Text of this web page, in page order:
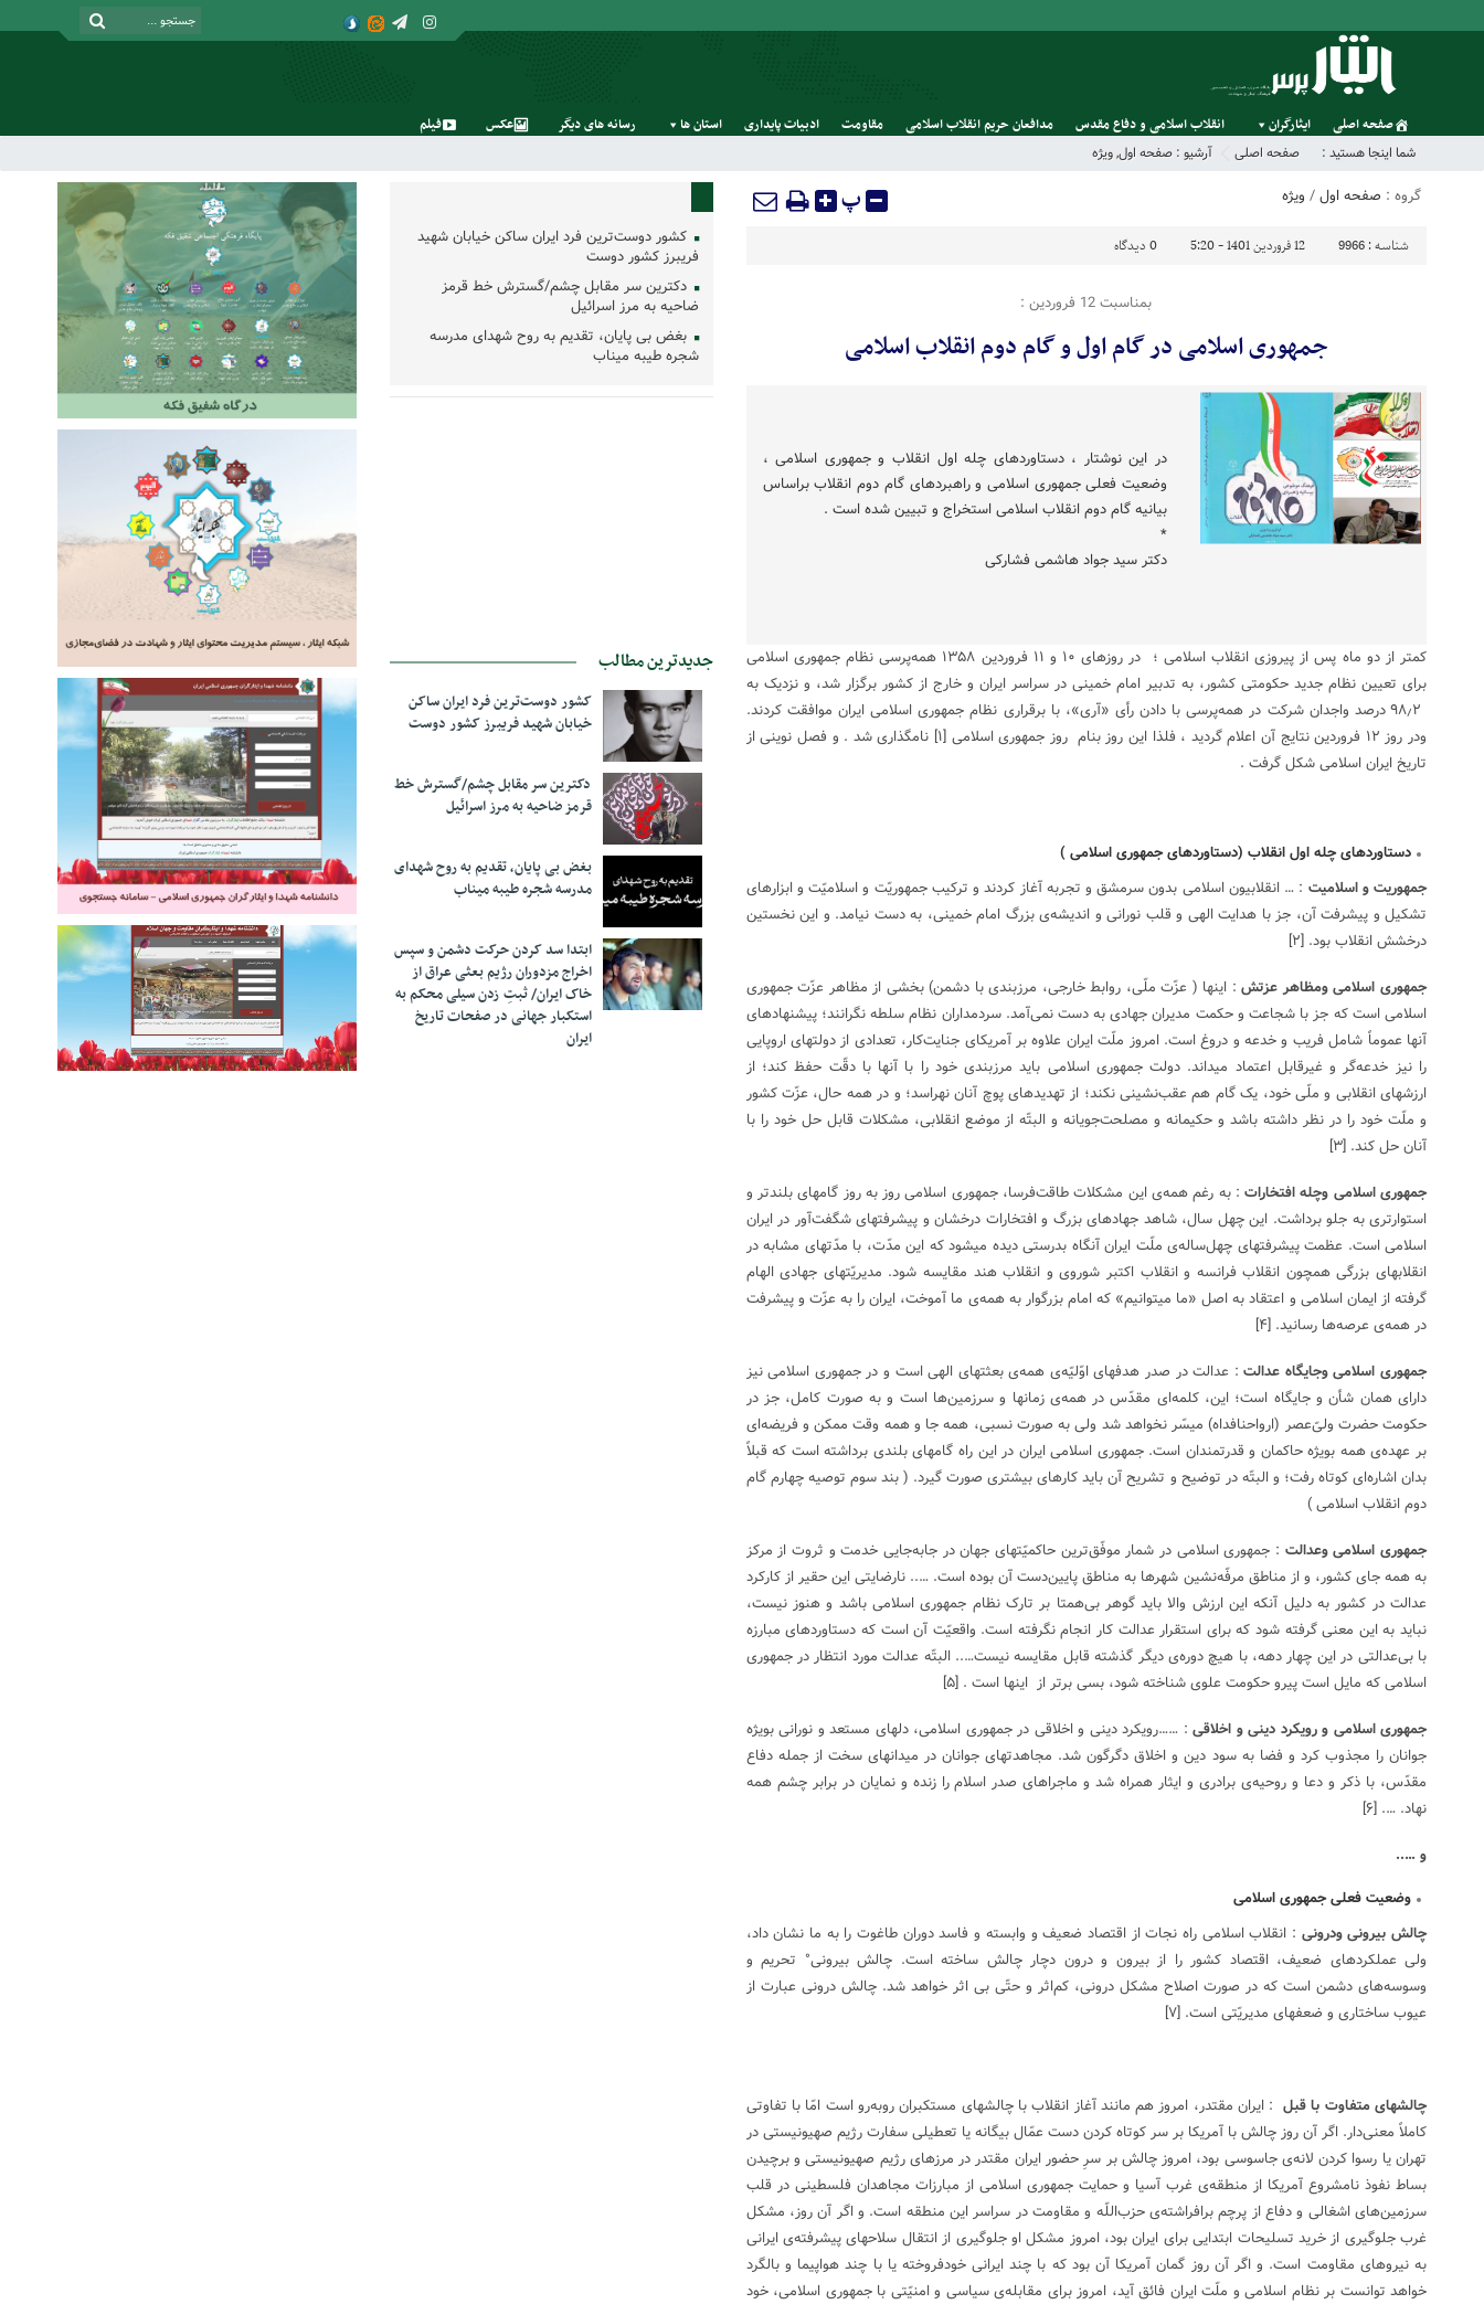
صفحه اصلی ایثارگران انقلاب اسلامی و دفاع مقدس مدافعان حریم انقلاب اسلامی مقاومت ادبیات پایداری استان‌ ها رسانه‌ های‌ دیگر عکس فیلم
شما اینجا هستید : صفحه اصلی آرشیو : صفحه اول,ویژه
گروه : صفحه اول/ ویژه پ
شناسه : 9966 12 فروردین 1401 - 5:20 0 دیدگاه
بمناسبت 12 فروردین :
جمهوری اسلامی در گام اول و گام دوم انقلاب اسلامی
در این نوشتار ، دستاوردهای چله اول انقلاب و جمهوری اسلامی ،
وضعیت فعلی جمهوری اسلامی و راهبردهای گام دوم انقلاب براساس
بیانیه گام دوم انقلاب اسلامی استخراج و تبیین شده است .
*
دکتر سید جواد هاشمی فشارکی
کمتر از دو ماه پس از پیروزی انقلاب اسلامی ؛ در روزهای ۱۰ و ۱۱ فروردین ۱۳۵۸ همه‌پرسی نظام جمهوری اسلامی
برای تعیین نظام جدید حکومتی کشور، به تدبیر امام خمینی در سراسر ایران و خارج از کشور برگزار شد، و نزدیک به
۹۸٫۲ درصد واجدان شرکت در همه‌پرسی با دادن رأی «آری»، با برقراری نظام جمهوری اسلامی ایران موافقت کردند.
ودر روز ۱۲ فروردین نتایج آن اعلام گردید ، فلذا این روز بنام روز جمهوری اسلامی
[۱]
نامگذاری شد . و فصل نوینی از
تاریخ ایران اسلامی شکل گرفت .
دستاوردهای چله اول انقلاب (دستاوردهای جمهوری اسلامی )
جمهوریت و اسلامیت : … انقلابیون اسلامی بدون سرمشق و تجربه آغاز کردند و ترکیب جمهوریّت و اسلامیّت و ابزارهای
تشکیل و پیشرفت آن، جز با هدایت الهی و قلب نورانی و اندیشه‌ی بزرگ امام خمینی، به دست نیامد. و این نخستین
درخشش انقلاب بود. [۲]
جمهوری اسلامی ومظاهر عزتش: اینها ( عزّت ملّی، روابط خارجی، مرزبندی با دشمن) بخشی از مظاهر عزّت جمهوری
اسلامی است که جز با شجاعت و حکمت مدیران جهادی به دست نمی‌آمد. سردمداران نظام سلطه نگرانند؛ پیشنهادهای
آنها عموماً شامل فریب و خدعه و دروغ است. امروز ملّت ایران علاوه‌ بر آمریکای جنایت‌کار، تعدادی از دولتهای اروپایی
را نیز خدعه‌گر و غیرقابل اعتماد میداند. دولت جمهوری اسلامی باید مرزبندی خود را با آنها با دقّت حفظ کند؛ از
ارزشهای انقلابی و ملّی خود، یک گام هم عقب‌نشینی نکند؛ از تهدیدهای پوچ آنان نهراسد؛ و در همه حال، عزّت کشور
و ملّت خود را در نظر داشته باشد و حکیمانه و مصلحت‌جویانه و البتّه از موضع انقلابی، مشکلات قابل حل خود را با
آنان حل کند. [۳]
جمهوری اسلامی وچله افتخارات: به رغم همه‌ی این مشکلات طاقت‌فرسا، جمهوری اسلامی روز به روز گامهای بلندتر و
استوارتری به جلو برداشت. این چهل سال، شاهد جهادهای بزرگ و افتخارات درخشان و پیشرفتهای شگفت‌آور در ایران
اسلامی است. عظمت پیشرفتهای چهل‌ساله‌ی ملّت ایران آنگاه بدرستی دیده میشود که این مدّت، با مدّتهای مشابه در
انقلابهای بزرگی همچون انقلاب فرانسه و انقلاب اکتبر شوروی و انقلاب هند مقایسه شود. مدیریّتهای جهادی الهام
گرفته از ایمان اسلامی و اعتقاد به اصل «ما میتوانیم» که امام بزرگوار به همه‌ی ما آموخت، ایران را به عزّت و پیشرفت
در همه‌ی عرصه‌ها رسانید. [۴]
جمهوری اسلامی وجایگاه عدالت: عدالت در صدر هدفهای اوّلیّه‌ی همه‌‌ی بعثتهای الهی است و در جمهوری اسلامی نیز
دارای همان شأن و جایگاه است؛ این، کلمه‌ای مقدّس در همه‌ی زمانها و سرزمین‌ها است و به صورت کامل، جز در
حکومت حضرت ولیّ‌عصر (ارواحنافداه) میسّر نخواهد شد ولی به صورت نسبی، همه جا و همه وقت ممکن و فریضه‌ای
بر عهده‌ی همه بویژه حاکمان و قدرتمندان است. جمهوری اسلامی ایران در این راه گامهای بلندی برداشته است که قبلاً
بدان اشاره‌ای کوتاه رفت؛ و البتّه در توضیح و تشریح آن باید کارهای بیشتری صورت گیرد. ( بند سوم توصیه چهارم گام
دوم انقلاب اسلامی )
جمهوری اسلامی وعدالت : جمهوری اسلامی در شمار موفّق‌ترین حاکمیّتهای جهان در جابه‌جایی خدمت و ثروت از مرکز
به همه جای کشور، و از مناطق مرفّه‌نشین شهرها به مناطق پایین‌دست آن بوده است. ….. نارضایتی این حقیر از کارکرد
عدالت در کشور به دلیل آنکه این ارزش والا باید گوهر بی‌همتا بر تارک نظام جمهوری اسلامی باشد و هنوز نیست،
نباید به این معنی گرفته شود که برای استقرار عدالت کار انجام نگرفته است. واقعیّت آن است که دستاوردهای مبارزه
با بی‌عدالتی در این چهار دهه، با هیچ دوره‌ی دیگر گذشته قابل مقایسه نیست….. البتّه عدالت مورد انتظار در جمهوری
اسلامی که مایل است پیرو حکومت علوی شناخته شود، بسی برتر از اینها است . [۵]
جمهوری اسلامی و رویکرد دینی و اخلاقی: ……رویکرد دینی و اخلاقی در جمهوری اسلامی، دلهای مستعد و نورانی بویژه
جوانان را مجذوب کرد و فضا به سود دین و اخلاق دگرگون شد. مجاهدتهای جوانان در میدانهای سخت از جمله دفاع
مقدّس، با ذکر و دعا و روحیه‌ی برادری و ایثار همراه شد و ماجراهای صدر اسلام را زنده و نمایان در برابر چشم همه
نهاد. …. [۶]
و …..
وضعیت فعلی جمهوری اسلامی
چالش بیرونی ودرونی : انقلاب اسلامی راه نجات از اقتصاد ضعیف و وابسته و فاسد دوران طاغوت را به ما نشان داد،
ولی عملکردهای ضعیف، اقتصاد کشور را از بیرون و درون دچار چالش ساخته است. چالش بیرونی° تحریم و
وسوسه‌ها‌ی دشمن است که در صورت اصلاح مشکل درونی، کم‌اثر و حتّی بی اثر خواهد شد. چالش درونی عبارت از
عیوب ساختاری و ضعفهای مدیریّتی است. [۷]
چالشهای متفاوت با قبل: ایران مقتدر، امروز هم مانند آغاز انقلاب با چالشهای مستکبران روبه‌رو است امّا با تفاوتی
کاملاً معنی‌دار. اگر آن روز چالش با آمریکا بر سر کوتاه کردن دست عمّال بیگانه یا تعطیلی سفارت رژیم صهیونیستی در
تهران یا رسوا کردن لانه‌ی جاسوسی بود، امروز چالش بر سرِ حضور ایران مقتدر در مرزهای رژیم صهیونیستی و برچیدن
بساط نفوذ نامشروع آمریکا از منطقه‌ی غرب آسیا و حمایت جمهوری اسلامی از مبارزات مجاهدان فلسطینی در قلب
سرزمین‌های اشغالی و دفاع از پرچم برافراشته‌ی حزب‌اللّه و مقاومت در سراسر این منطقه است. و اگر آن روز، مشکل
غرب جلوگیری از خرید تسلیحات ابتدایی برای ایران بود،‌ امروز مشکل او جلوگیری از انتقال سلاحهای پیشرفته‌ی ایرانی
به نیروهای مقاومت است. و اگر آن روز گمان آمریکا آن بود که با چند ایرانی خودفروخته یا با چند هواپیما و بالگرد
خواهد توانست بر نظام اسلامی و ملّت ایران فائق آید، امروز برای مقابله‌ی سیاسی و امنیّتی با جمهوری اسلامی، خود
کشور دوست‌ترین فرد ایران ساکن خیابان شهید
فریبرز کشور دوست
دکترین سر مقابل چشم/گسترش خط قرمز
ضاحیه به مرز اسرائیل
بغض بی پایان، تقدیم به روح شهدای مدرسه
شجره طیبه میناب
جدیدترین مطالب
کشور دوست‌ترین فرد ایران ساکن
خیابان شهید فریبرز کشور دوست
دکترین سر مقابل چشم/گسترش خط
قرمز ضاحیه به مرز اسرائیل
بغض بی پایان، تقدیم به روح شهدای
مدرسه شجره طیبه میناب
ابتدا سد کردن حرکت دشمن و سپس
اخراج مزدوران رژیم بعثی عراق از
خاک ایران/ ثبتِ زدن سیلی محکم به
استکبار جهانی در صفحات تاریخ
ایران